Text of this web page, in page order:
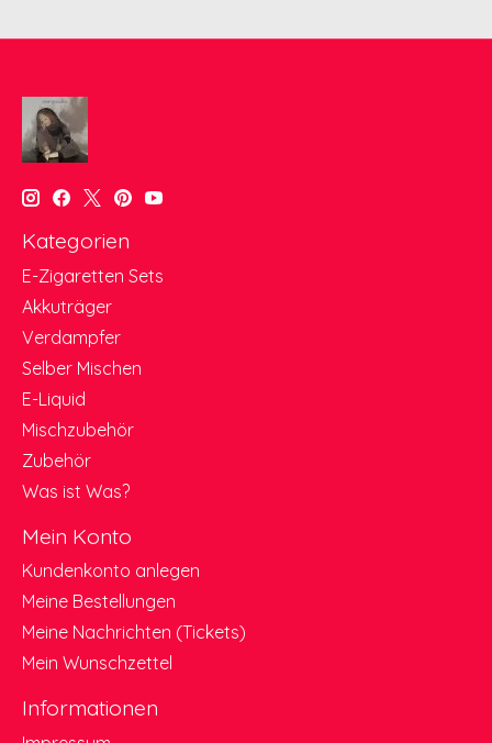
Kategorien
E-Zigaretten Sets
Akkuträger
Verdampfer
Selber Mischen
E-Liquid
Mischzubehör
Zubehör
Was ist Was?
Mein Konto
Kundenkonto anlegen
Meine Bestellungen
Meine Nachrichten (Tickets)
Mein Wunschzettel
Informationen